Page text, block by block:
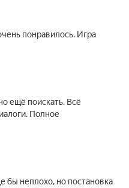
понравилось. Игра
ещё поискать. Всё
Полное
бы неплохо, но постановка